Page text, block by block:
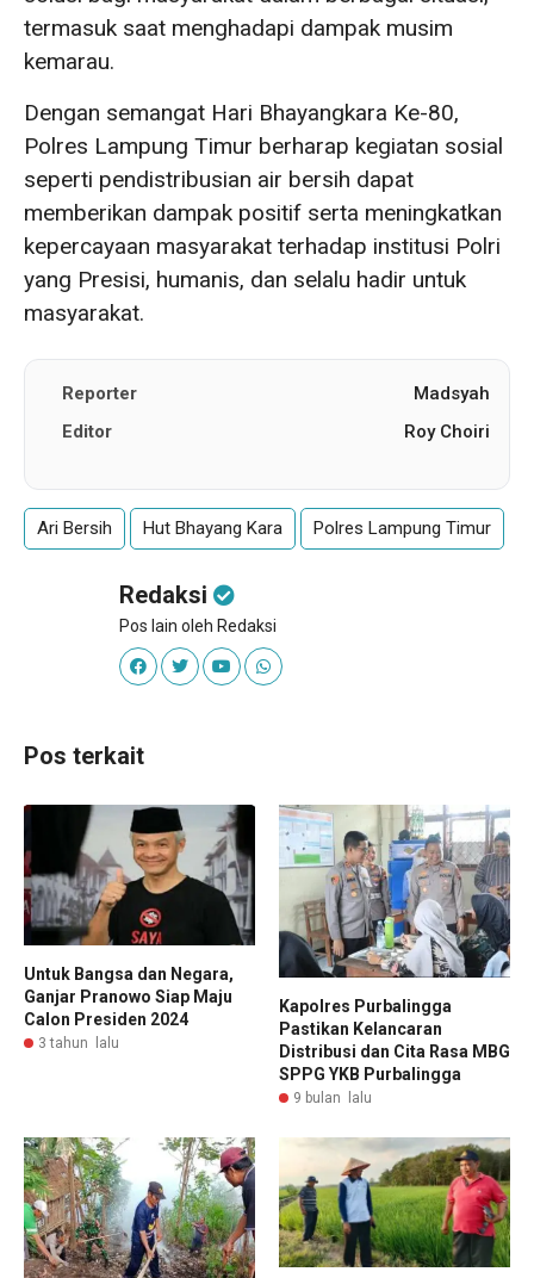
termasuk saat menghadapi dampak musim
kemarau.
Dengan semangat Hari Bhayangkara Ke-80,
Polres Lampung Timur berharap kegiatan sosial
seperti pendistribusian air bersih dapat
memberikan dampak positif serta meningkatkan
kepercayaan masyarakat terhadap institusi Polri
yang Presisi, humanis, dan selalu hadir untuk
masyarakat.
Reporter
Madsyah
Editor
Roy Choiri
Ari Bersih Hut Bhayang Kara Polres Lampung Timur
Redaksi
Pos lain oleh Redaksi
Pos terkait
Untuk Bangsa dan Negara,
Ganjar Pranowo Siap Maju
Calon Presiden 2024
3 tahun lalu
Kapolres Purbalingga
Pastikan Kelancaran
Distribusi dan Cita Rasa MBG
SPPG YKB Purbalingga
9 bulan lalu